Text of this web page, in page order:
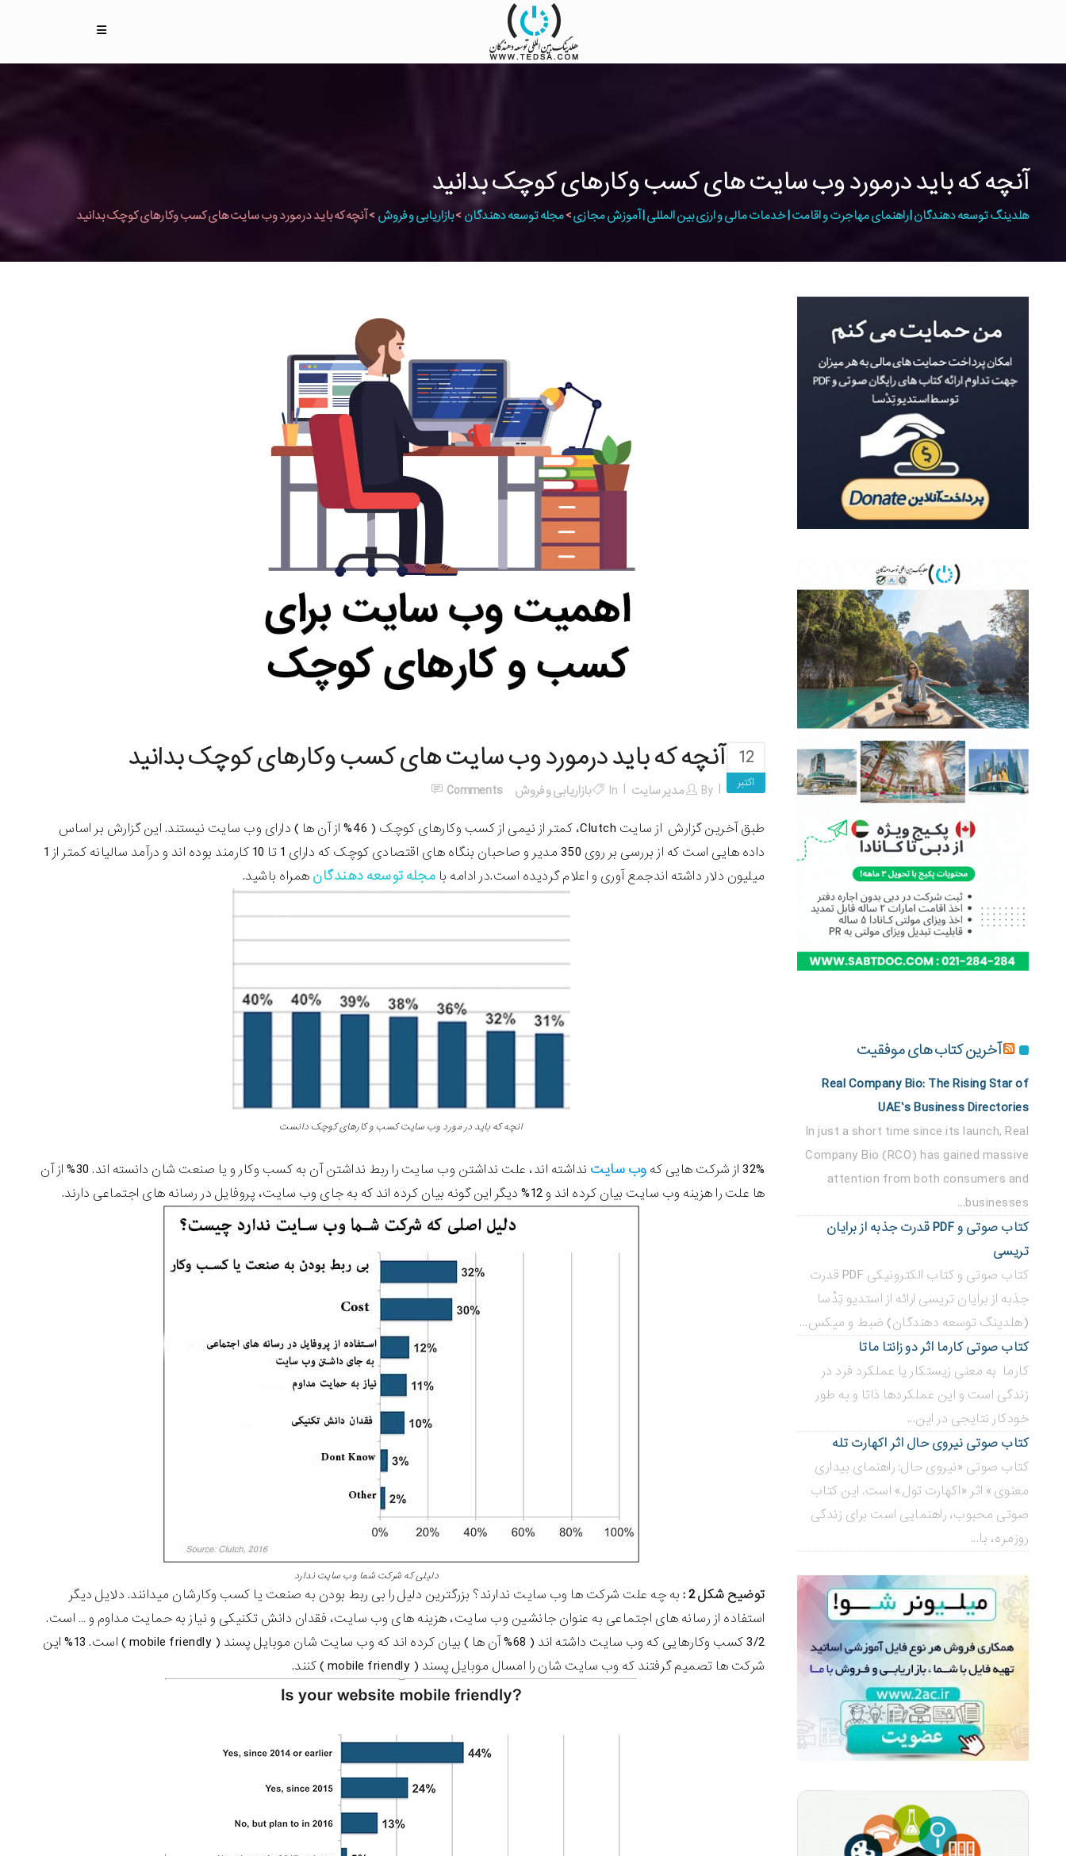
آنچه که باید درمورد وب سایت های کسب وکارهای کوچک بدانید
هلدینگ توسعه دهندگان | راهنمای مهاجرت و اقامت | خدمات مالی و ارزی بین المللی | آموزش مجازی>مجله توسعه دهندگان >بازاریابی و فروش >آنچه که باید درمورد وب سایت های کسب وکارهای کوچک بدانید
12
اکتبر
آنچه که باید درمورد وب سایت های کسب وکارهای کوچک بدانید
By مدیر سایت In بازاریابی و فروش Comments
طبق آخرین گزارش از سایت Clutch، کمتر از نیمی از کسب وکارهای کوچک ( 46% از آن ها ) دارای وب سایت نیستند. این گزارش بر اساس
داده هایی است که از بررسی بر روی 350 مدیر و صاحبان بنگاه های اقتصادی کوچک که دارای 1 تا 10 کارمند بوده اند و درآمد سالیانه کمتر از 1
میلیون دلار داشته اندجمع آوری و اعلام گردیده است.در ادامه با مجله توسعه دهندگان همراه باشید.
انچه که باید در مورد وب سایت کسب و کارهای کوچک دانست
32% از شرکت هایی که وب سایت
نداشته اند، علت نداشتن وب سایت را ربط نداشتن آن به کسب وکار و یا صنعت شان دانسته اند. 30% از آن
ها علت را هزینه وب سایت بیان کرده اند و 12% دیگر این گونه بیان کرده اند که به جای وب سایت، پروفایل در رسانه های اجتماعی دارند.
دلیلی که شرکت شما وب سایت ندارد
توضیح شکل 2 :
به چه علت شرکت ها وب سایت ندارند؟ بزرگترین دلیل را بی ربط بودن به صنعت یا کسب وکارشان میدانند. دلایل دیگر
استفاده از رسانه های اجتماعی به عنوان جانشین وب سایت، هزینه های وب سایت، فقدان دانش تکنیکی و نیاز به حمایت مداوم و … است.
3/2 کسب وکارهایی که وب سایت داشته اند ( 68% آن ها ) بیان کرده اند که وب سایت شان موبایل پسند ( mobile friendly ) است. 13% این
شرکت ها تصمیم گرفتند که وب سایت شان را امسال موبایل پسند ( mobile friendly ) کنند.
آخرین کتاب های موفقیت
Real Company Bio: The Rising Star of
UAE’s Business Directories
In just a short time since its launch, Real
Company Bio (RCO) has gained massive
attention from both consumers and
businesses...
کتاب صوتی و PDF قدرت جذبه از برایان
تریسی
کتاب صوتی و کتاب الکترونیکی PDF قدرت
جذبه از برایان تریسی ارائه از استدیو تِدْسا
(هلدینگ توسعه دهندگان) ضبط و میکس...
کتاب صوتی کارما اثر دو زانتا ماتا
کارما به معنی زیستکار یا عملکرد فرد در
زندگی است و این عملکردها ذاتا و به طور
خودکار نتایجی در این...
کتاب صوتی نیروی حال اثر اکهارت تله
کتاب صوتی «نیروی حال: راهنمای بیداری
معنوی» اثر «اکهارت تول» است. این کتاب
صوتی محبوب، راهنمایی است برای زندگی
روزمره، با...